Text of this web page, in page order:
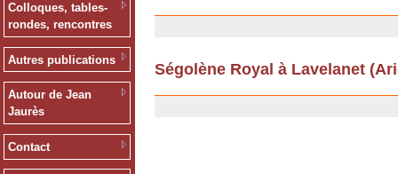
Colloques, tables-
rondes, rencontres
Autres publications
Autour de Jean
Jaurès
Contact
Ségolène Royal à Lavelanet